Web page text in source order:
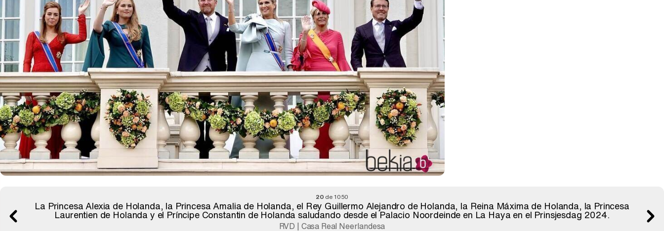
20 de 1050
La Princesa Alexia de Holanda, la Princesa Amalia de Holanda, el Rey Guillermo Alejandro de Holanda, la Reina Máxima de Holanda, la Princesa
Laurentien de Holanda y el Príncipe Constantin de Holanda saludando desde el Palacio Noordeinde en La Haya en el Prinsjesdag 2024.
RVD | Casa Real Neerlandesa